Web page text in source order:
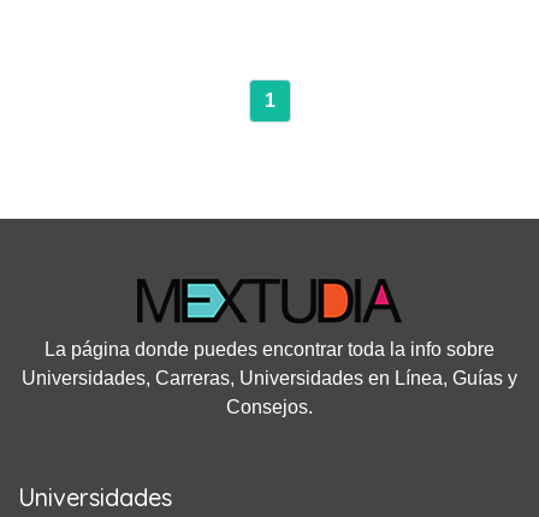
1
La página donde puedes encontrar toda la info sobre
Universidades, Carreras, Universidades en Línea, Guías y
Consejos.
Universidades